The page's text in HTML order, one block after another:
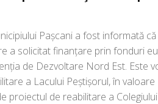
Pașcani a fost informată
a solicitat finanțare prin fonduri
de Dezvoltare Nord Est. Este
a Lacului Peștișorul, în valoare
proiectul de reabilitare a